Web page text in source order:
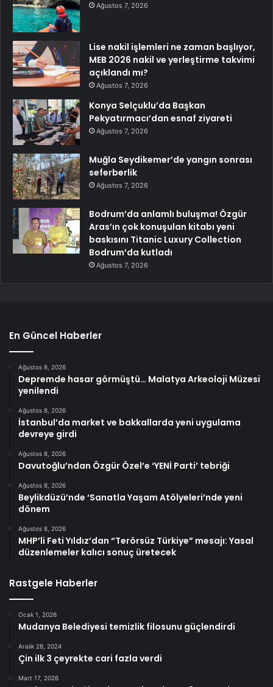
Ağustos 7, 2026
Lise nakil işlemleri ne zaman başlıyor,
MEB 2026 nakil ve yerleştirme takvimi
açıklandı mı?
Ağustos 7, 2026
Konya Selçuklu’da Başkan
Pekyatırmacı’dan esnaf ziyareti
Ağustos 7, 2026
Muğla Seydikemer’de yangın sonrası
seferberlik
Ağustos 7, 2026
Bodrum’da anlamlı buluşma! Özgür
Aras’ın çok konuşulan kitabı yeni
baskısını Titanic Luxury Collection
Bodrum’da kutladı
Ağustos 7, 2026
En Güncel Haberler
Ağustos 8, 2026
Depremde hasar görmüştü… Malatya Arkeoloji Müzesi
yenilendi
Ağustos 8, 2026
İstanbul’da market ve bakkallarda yeni uygulama
devreye girdi
Ağustos 8, 2026
Davutoğlu’ndan Özgür Özel’e ‘YENİ Parti’ tebriği
Ağustos 8, 2026
Beylikdüzü’nde ‘Sanatla Yaşam Atölyeleri’nde yeni
dönem
Ağustos 8, 2026
MHP’li Feti Yıldız’dan “Terörsüz Türkiye” mesajı: Yasal
düzenlemeler kalıcı sonuç üretecek
Rastgele Haberler
Ocak 1, 2026
Mudanya Belediyesi temizlik filosunu güçlendirdi
Aralık 28, 2024
Çin ilk 3 çeyrekte cari fazla verdi
Mart 17, 2026